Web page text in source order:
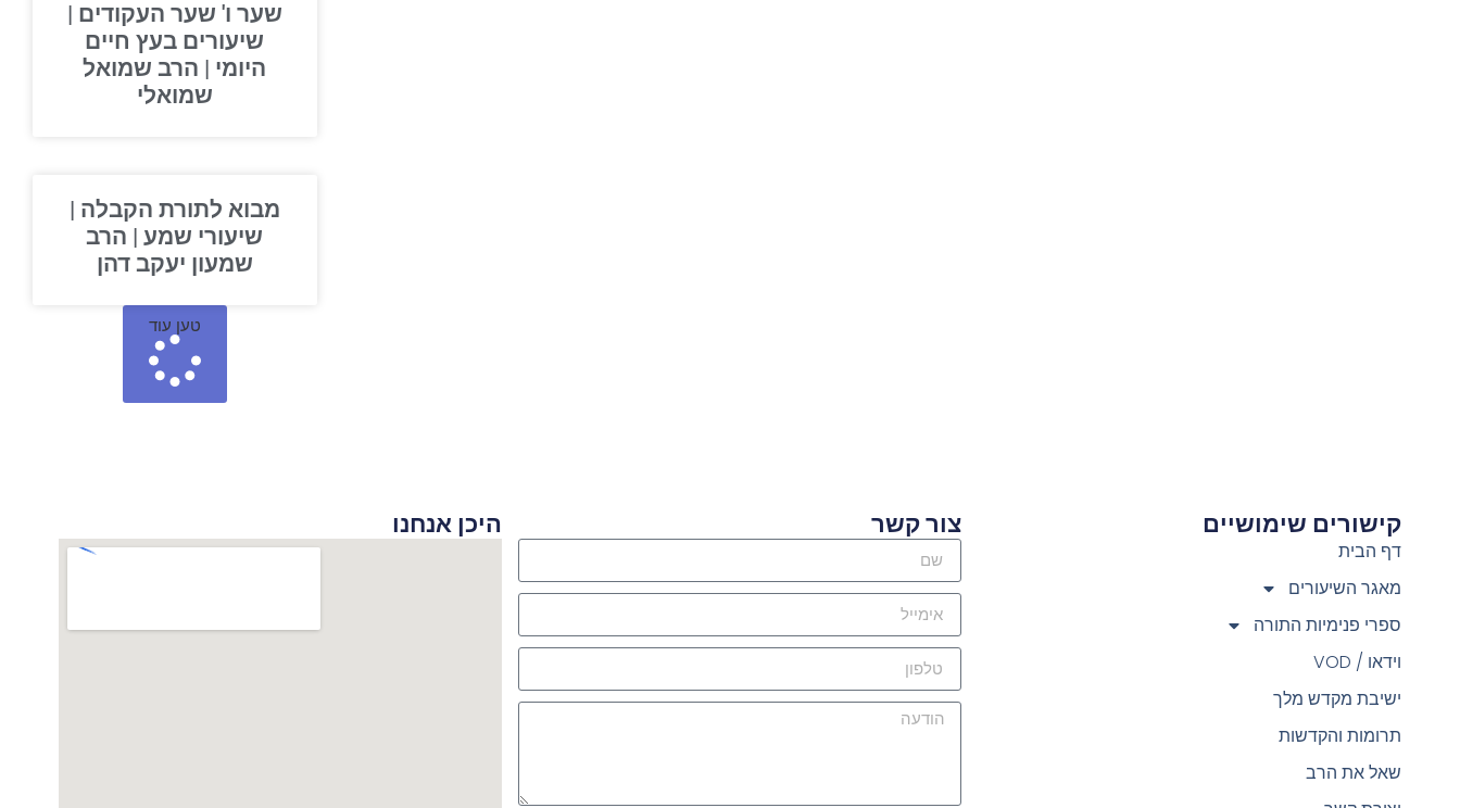
שער ו' שער העקודים |
שיעורים בעץ חיים
היומי | הרב שמואל
שמואלי
מבוא לתורת הקבלה |
שיעורי שמע | הרב
שמעון יעקב דהן
טען עוד
קישורים שימושיים
דף הבית
מאגר השיעורים
ספרי פנימיות התורה
וידאו / VOD
ישיבת מקדש מלך
תרומות והקדשות
שאל את הרב
צור קשר היכן אנחנו